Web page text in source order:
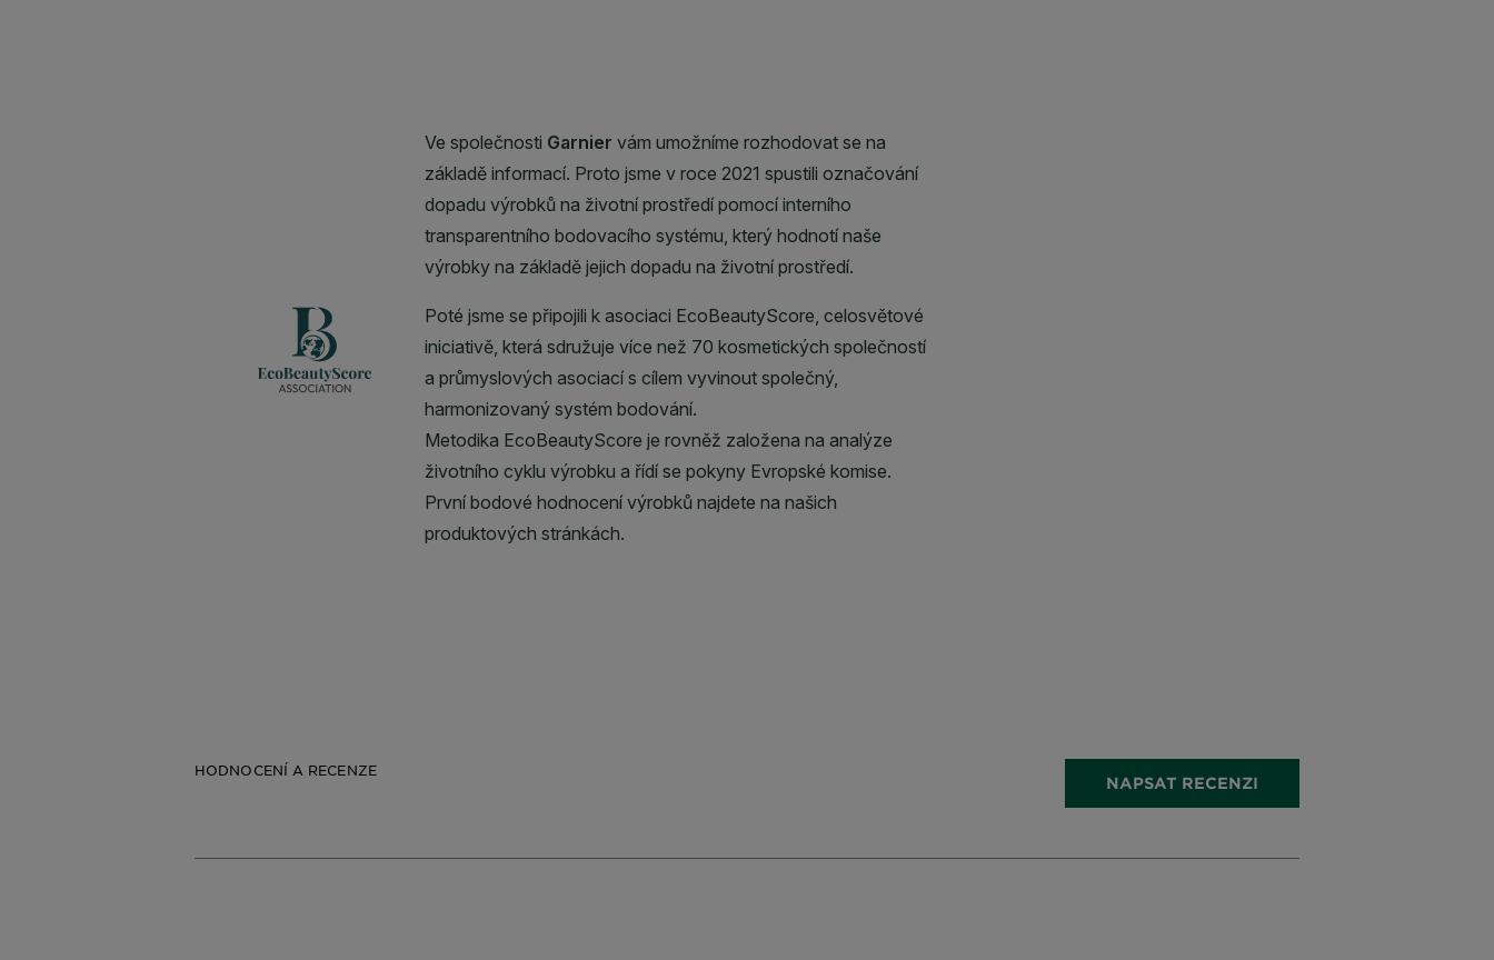
HODNOCENÍ A RECENZE
NAPSAT RECENZI